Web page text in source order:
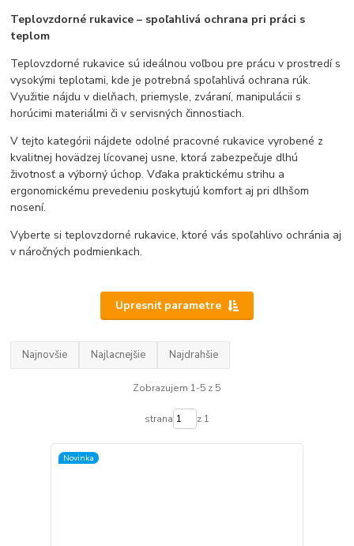
Teplovzdorné rukavice – spoľahlivá ochrana pri práci s
teplom
Teplovzdorné rukavice sú ideálnou voľbou pre prácu v prostredí s
vysokými teplotami, kde je potrebná spoľahlivá ochrana rúk.
Využitie nájdu v dielňach, priemysle, zváraní, manipulácii s
horúcimi materiálmi či v servisných činnostiach.
V tejto kategórii nájdete odolné pracovné rukavice vyrobené z
kvalitnej hovädzej lícovanej usne, ktorá zabezpečuje dlhú
životnosť a výborný úchop. Vďaka praktickému strihu a
ergonomickému prevedeniu poskytujú komfort aj pri dlhšom
nosení.
Vyberte si teplovzdorné rukavice, ktoré vás spoľahlivo ochránia aj
v náročných podmienkach.
Upresniť parametre
Najnovšie Najlacnejšie Najdrahšie
Zobrazujem 1-5 z 5
strana z 1
Novinka